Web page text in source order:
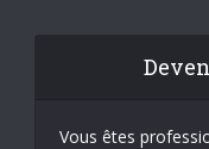
Vous êtes